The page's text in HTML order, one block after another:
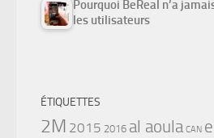
Pourquoi BeReal n’a
les utilisateurs
ÉTIQUETTES
2M 2015 2016 al aoula CAN